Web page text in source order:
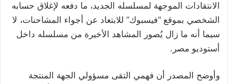
الانتقادات الموجهة لمسلسله الجديد، ما دفعه لإغلاق حسابه
الشخصي بموقع “فيسبوك” للابتعاد عن أجواء المشاحنات، لا
سيما أنه ما زال يُصور المشاهد الأخيرة من مسلسله داخل
أستوديو مصر .
وأوضح المصدر أن فهمي التقى مسؤولي الجهة المنتجة